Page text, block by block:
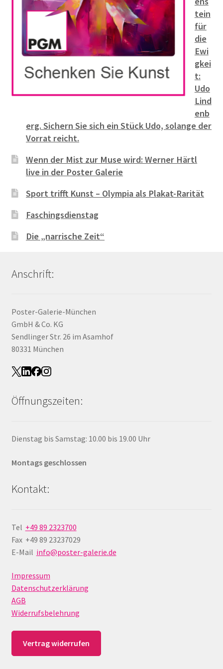
tein
für
die
Ewi
gkei
t:
Udo
Lind
enb
erg. Sichern Sie sich ein Stück Udo, solange der
Vorrat reicht.
Wenn der Mist zur Muse wird: Werner Härtl
live in der Poster Galerie
Sport trifft Kunst – Olympia als Plakat-Rarität
Faschingsdienstag
Die „narrische Zeit“
Anschrift:
Poster-Galerie-München
GmbH & Co. KG
Sendlinger Str. 26 im Asamhof
80331 München
Öffnungszeiten:
Dienstag bis Samstag: 10.00 bis 19.00 Uhr
Montags geschlossen
Kontakt:
Tel +49 89 2323700
Fax +49 89 23237029
E-Mail info@poster-galerie.de
Impressum
Datenschutzerklärung
AGB
Widerrufsbelehrung
Vertrag widerrufen